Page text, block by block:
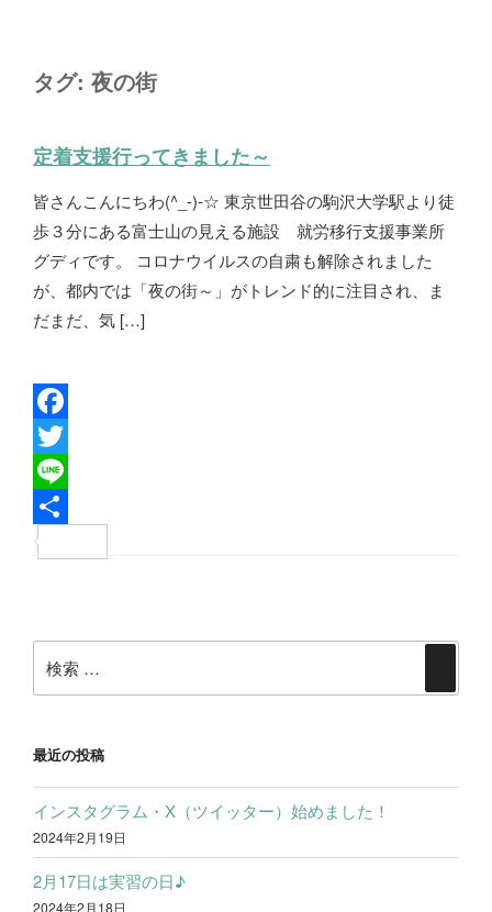
タグ: 夜の街
定着支援行ってきました～
皆さんこんにちわ(^_-)-☆ 東京世田谷の駒沢大学駅より徒
歩３分にある富士山の見える施設 就労移行支援事業所
グディです。 コロナウイルスの自粛も解除されました
が、都内では「夜の街～」がトレンド的に注目され、ま
だまだ、気 […]
F
a
c
e
o
T
w
i
e
L
i
ナ
ビ
ー
シ
ョ
ン
索:
索
最近の投稿
インスタグラム・X（ツイッター）始めました！
2024年2月19日
2月17日は実習の日♪
2024年2月18日